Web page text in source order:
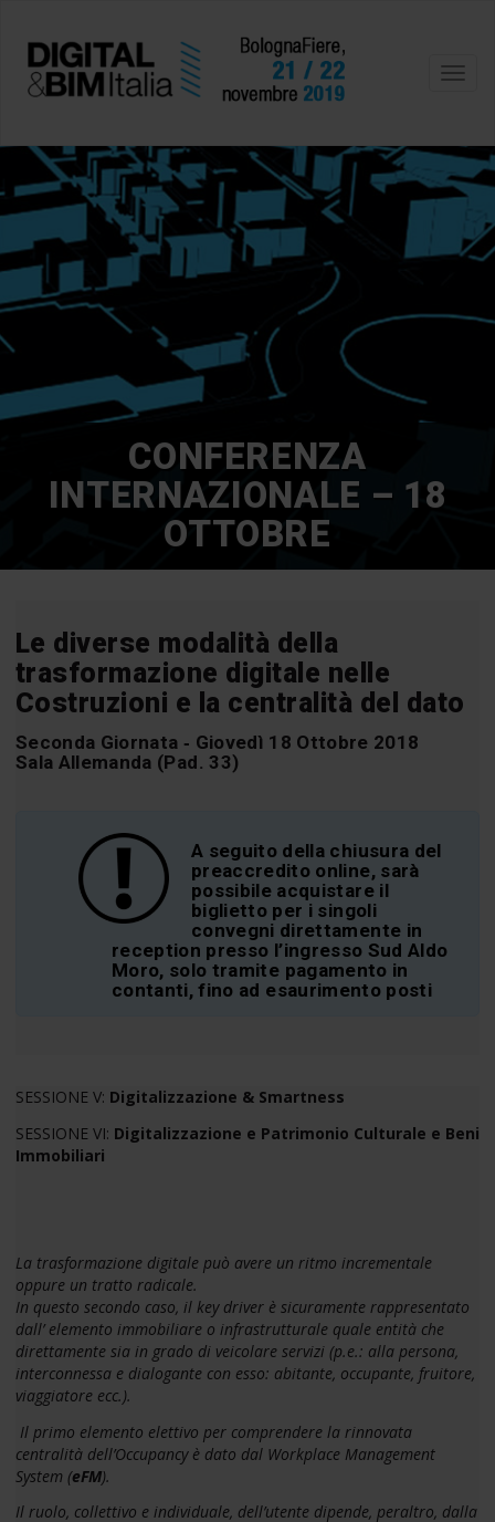
CONFERENZA
INTERNAZIONALE – 18
OTTOBRE
Le diverse modalità della
trasformazione digitale nelle
Costruzioni e la centralità del dato
Seconda Giornata ‐ Giovedì 18 Ottobre 2018
Sala Allemanda (Pad. 33)
A seguito della chiusura del
preaccredito online, sarà
possibile acquistare il
biglietto per i singoli
convegni direttamente in
reception presso l’ingresso Sud Aldo
Moro, solo tramite pagamento in
contanti, fino ad esaurimento posti
SESSIONE V: Digitalizzazione & Smartness
SESSIONE VI: Digitalizzazione e Patrimonio Culturale e Beni
Immobiliari
La trasformazione digitale può avere un ritmo incrementale
oppure un tratto radicale.
In questo secondo caso, il key driver è sicuramente rappresentato
dall’ elemento immobiliare o infrastrutturale quale entità che
direttamente sia in grado di veicolare servizi (p.e.: alla persona,
interconnessa e dialogante con esso: abitante, occupante, fruitore,
viaggiatore ecc.).
Il primo elemento elettivo per comprendere la rinnovata
centralità dell’Occupancy è dato dal Workplace Management
System (eFM).
Il ruolo, collettivo e individuale, dell’utente dipende, peraltro, dalla